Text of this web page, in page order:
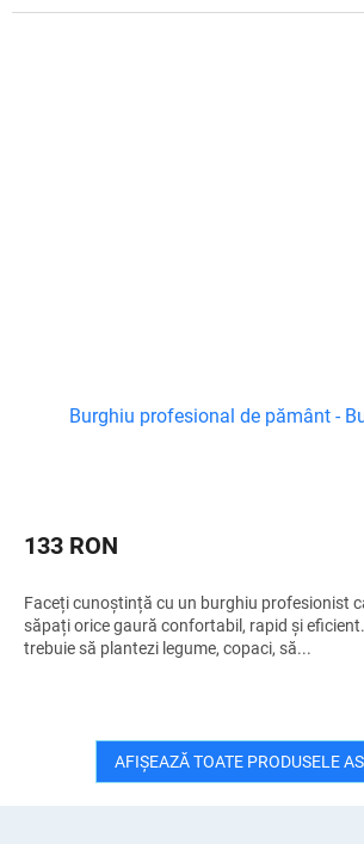
Burghiu profesional de pământ -
133 RON
Faceți cunoștință cu un burghiu profesionist
săpați orice gaură confortabil, rapid și
trebuie să plantezi legume, copaci, să...
AFIŞEAZĂ TOATE PRODUSELE